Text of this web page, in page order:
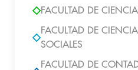
FACULTAD DE
FACULTAD DE
SOCIALES
FACULTAD DE